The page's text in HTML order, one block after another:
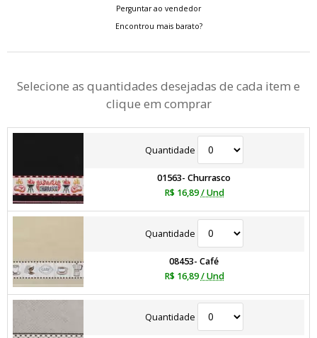
Perguntar ao vendedor
Encontrou mais barato?
Selecione as quantidades desejadas de cada item e
clique em comprar
Quantidade
01563- Churrasco
R$ 16,89 / Und
Quantidade
08453- Café
R$ 16,89 / Und
Quantidade